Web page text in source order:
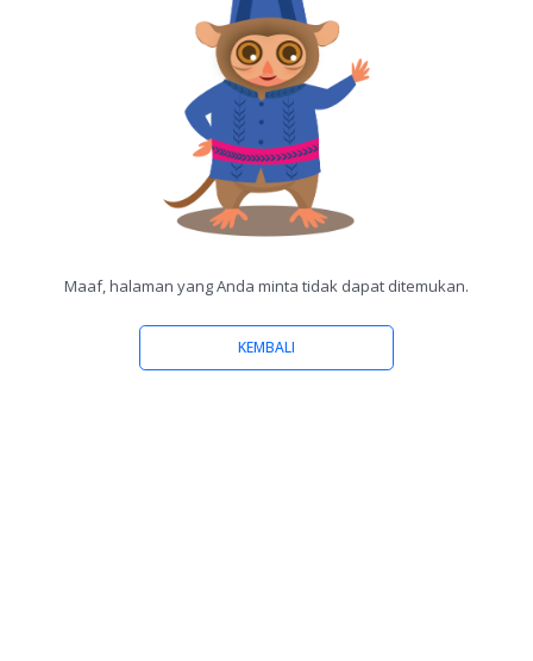
Maaf, halaman yang Anda minta tidak dapat ditemukan.
KEMBALI